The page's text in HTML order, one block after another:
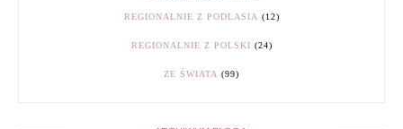
REGIONALNIE Z PODLASIA (12)
REGIONALNIE Z POLSKI (24)
ZE ŚWIATA (99)